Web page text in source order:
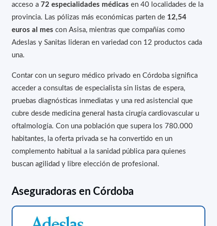
acceso a 72 especialidades médicas en 40 localidades de la
provincia. Las pólizas más económicas parten de 12,54
euros al mes con Asisa, mientras que compañías como
Adeslas y Sanitas lideran en variedad con 12 productos cada
una.
Contar con un seguro médico privado en Córdoba significa
acceder a consultas de especialista sin listas de espera,
pruebas diagnósticas inmediatas y una red asistencial que
cubre desde medicina general hasta cirugía cardiovascular u
oftalmología. Con una población que supera los 780.000
habitantes, la oferta privada se ha convertido en un
complemento habitual a la sanidad pública para quienes
buscan agilidad y libre elección de profesional.
Aseguradoras en Córdoba